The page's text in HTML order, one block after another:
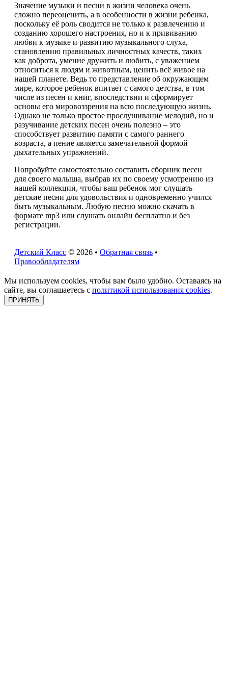
Значение музыки и песни в жизни человека очень
сложно переоценить, а в особенности в жизни ребенка,
поскольку её роль сводится не только к развлечению и
созданию хорошего настроения, но и к прививанию
любви к музыке и развитию музыкального слуха,
становлению правильных личностных качеств, таких
как доброта, умение дружить и любить, с уважением
относиться к людям и животным, ценить всё живое на
нашей планете. Ведь то представление об окружающем
мире, которое ребенок впитает с самого детства, в том
числе из песен и книг, впоследствии и сформирует
основы его мировоззрения на всю последующую жизнь.
Однако не только простое прослушивание мелодий, но и
разучивание детских песен очень полезно – это
способствует развитию памяти с самого раннего
возраста, а пение является замечательной формой
дыхательных упражнений.
Попробуйте самостоятельно составить сборник песен
для своего малыша, выбрав их по своему усмотрению из
нашей коллекции, чтобы ваш ребенок мог слушать
детские песни для удовольствия и одновременно учился
быть музыкальным. Любую песню можно скачать в
формате mp3 или слушать онлайн бесплатно и без
регистрации.
Детский Класс © 2026 • Обратная связь •
Правообладателям
Мы используем cookies, чтобы вам было удобно. Оставаясь на
сайте, вы соглашаетесь с политикой использования cookies.
ПРИНЯТЬ